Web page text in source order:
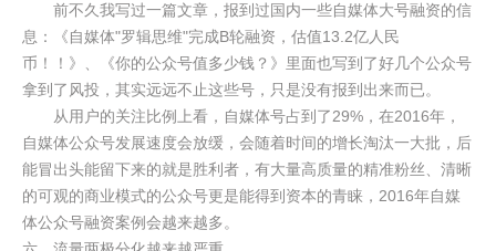
前不久我写过一篇文章，报到过国内一些自媒体大号融资的信
息：《自媒体"罗辑思维"完成B轮融资，估值13.2亿人民
币！！》、《你的公众号值多少钱？》里面也写到了好几个公众号
拿到了风投，其实远远不止这些号，只是没有报到出来而已。
从用户的关注比例上看，自媒体号占到了29%，在2016年，
自媒体公众号发展速度会放缓，会随着时间的增长淘汰一大批，后
能冒出头能留下来的就是胜利者，有大量高质量的精准粉丝、清晰
的可观的商业模式的公众号更是能得到资本的青睐，2016年自媒
体公众号融资案例会越来越多。